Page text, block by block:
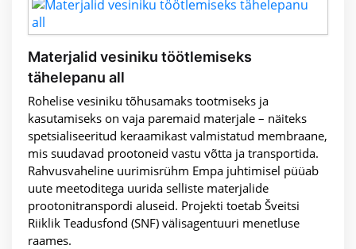
Materjalid vesiniku töötlemiseks
tähelepanu all
Rohelise vesiniku tõhusamaks tootmiseks ja
kasutamiseks on vaja paremaid materjale – näiteks
spetsialiseeritud keraamikast valmistatud membraane,
mis suudavad prootoneid vastu võtta ja transportida.
Rahvusvaheline uurimisrühm Empa juhtimisel püüab
uute meetoditega uurida selliste materjalide
prootonitranspordi aluseid. Projekti toetab Šveitsi
Riiklik Teadusfond (SNF) välisagentuuri menetluse
raames.